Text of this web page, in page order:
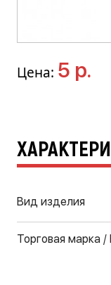
Цена: 5 р.
Вид изделия
Торговая марка /